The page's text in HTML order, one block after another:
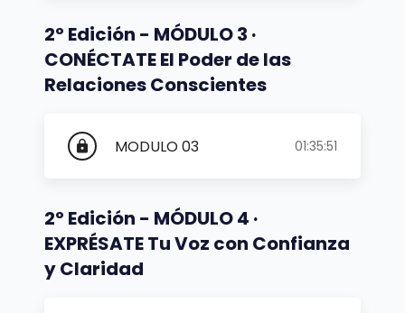
2º Edición - MÓDULO 3 ·
CONÉCTATE El Poder de las
Relaciones Conscientes
lock MODULO 03 01:35:51
2º Edición - MÓDULO 4 ·
EXPRÉSATE Tu Voz con Confianza
y Claridad